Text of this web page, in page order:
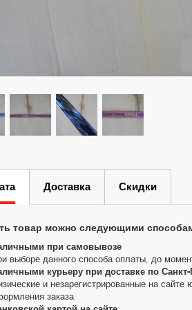
Доставка Скидки
товар можно следующими
при самовывозе
выборе данного способа оплаты, до
курьеру при доставке по Санкт-
и незарегистрированные на
заказа